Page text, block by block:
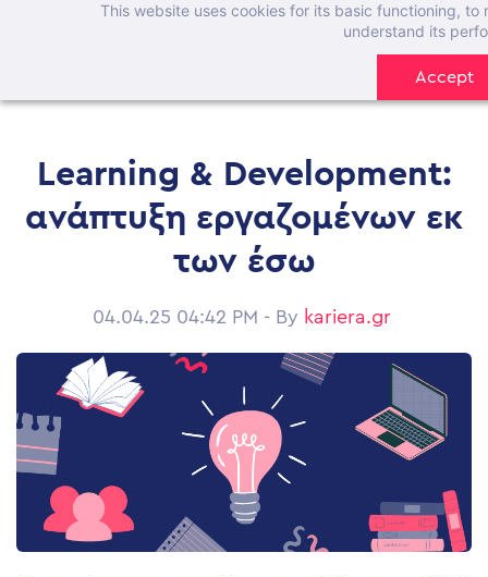
This website uses cookies for its basic functioning,
understand its
Accept
Learning & Development:
ανάπτυξη εργαζομένων εκ
των έσω
04.04.25 04:42 PM - By kariera.gr